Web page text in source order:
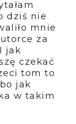
dziś nie
mnie
za
jak
czekać
tom to
jak
w takim